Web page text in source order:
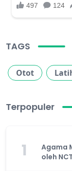
TAGS
Otot
Terpopuler
1
Agama
oleh